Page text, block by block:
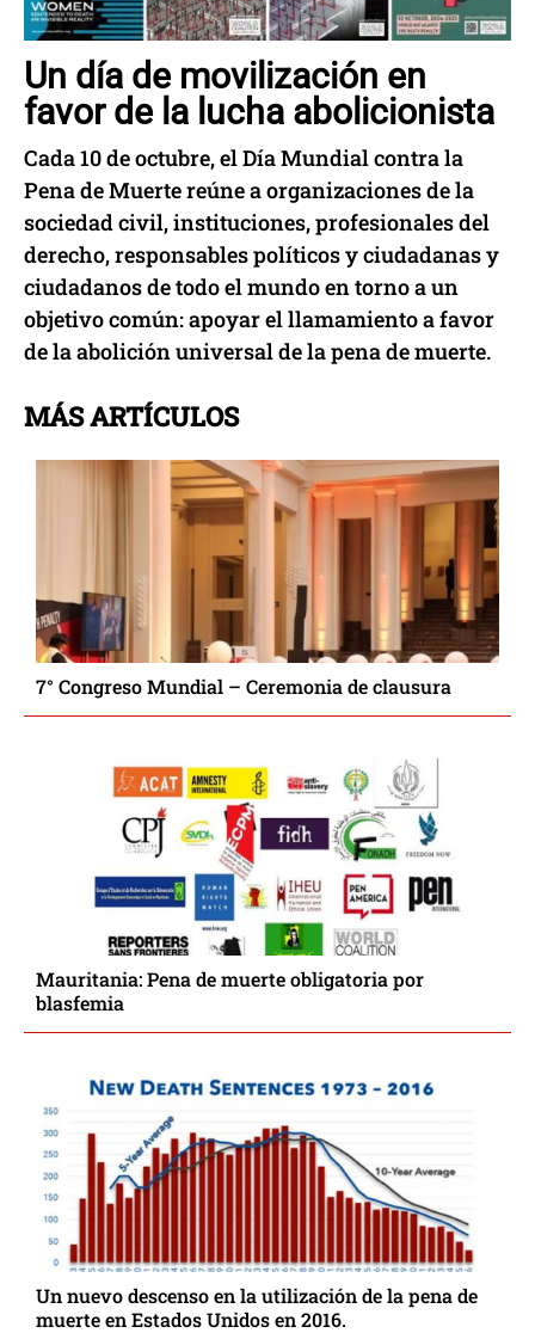
Un día de movilización en
favor de la lucha abolicionista
Cada 10 de octubre, el Día Mundial contra la
Pena de Muerte reúne a organizaciones de la
sociedad civil, instituciones, profesionales del
derecho, responsables políticos y ciudadanas y
ciudadanos de todo el mundo en torno a un
objetivo común: apoyar el llamamiento a favor
de la abolición universal de la pena de muerte.
MÁS ARTÍCULOS
7° Congreso Mundial – Ceremonia de clausura
Mauritania: Pena de muerte obligatoria por
blasfemia
Un nuevo descenso en la utilización de la pena de
muerte en Estados Unidos en 2016.